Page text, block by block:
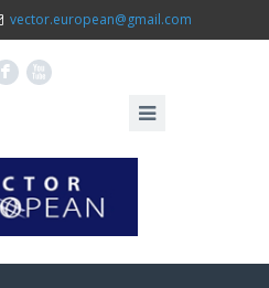
vector.european@gmail.com
F X